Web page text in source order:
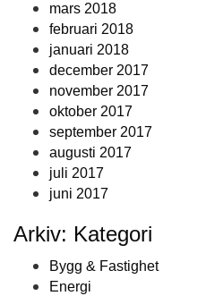
mars 2018
februari 2018
januari 2018
december 2017
november 2017
oktober 2017
september 2017
augusti 2017
juli 2017
juni 2017
Arkiv: Kategori
Bygg & Fastighet
Energi